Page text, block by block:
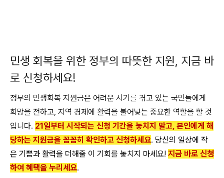
민생 회복을 위한 정부의 따뜻한 지원, 지금 바
로 신청하세요!
정부의 민생회복 지원금은 어려운 시기를 겪고 있는 국민들에게
희망을 전하고, 지역 경제에 활력을 불어넣는 중요한 역할을 할 것
입니다. 21일부터 시작되는 신청 기간을 놓치지 말고, 본인에게 해
당하는 지원금을 꼼꼼히 확인하고 신청하세요. 당신의 일상에 작
은 기쁨과 활력을 더해줄 이 기회를 놓치지 마세요! 지금 바로 신청
하여 혜택을 누리세요.